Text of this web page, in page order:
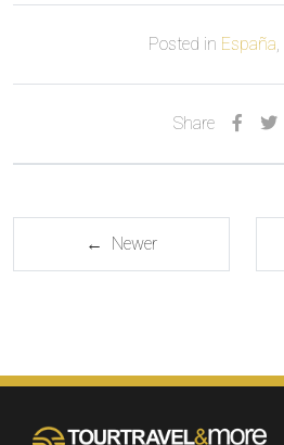
Posted in España
Share
← Newer